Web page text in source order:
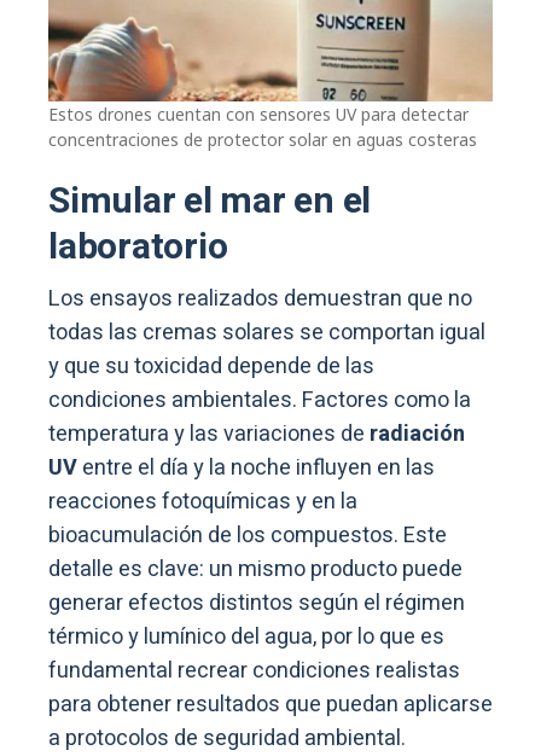
Estos drones cuentan con sensores UV para detectar
concentraciones de protector solar en aguas costeras
Simular el mar en el
laboratorio
Los ensayos realizados demuestran que no
todas las cremas solares se comportan igual
y que su toxicidad depende de las
condiciones ambientales. Factores como la
temperatura y las variaciones de radiación
UVentre el día y la noche influyen en las
reacciones fotoquímicas y en la
bioacumulación de los compuestos. Este
detalle es clave: un mismo producto puede
generar efectos distintos según el régimen
térmico y lumínico del agua, por lo que es
fundamental recrear condiciones realistas
para obtener resultados que puedan aplicarse
a protocolos de seguridad ambiental.